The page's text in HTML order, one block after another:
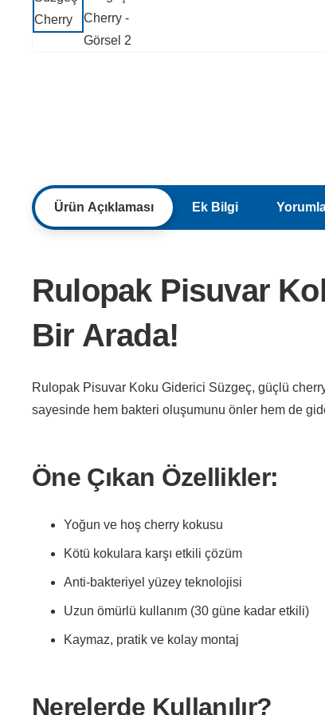
Ürün Açıklaması Ek Bilgi
Rulopak Pisuvar
Bir Arada!
Rulopak Pisuvar Koku Giderici Süzgeç, güçlü
sayesinde hem bakteri oluşumunu önler hem de
Öne Çıkan Özellikler:
Yoğun ve hoş cherry kokusu
Kötü kokulara karşı etkili çözüm
Anti-bakteriyel yüzey teknolojisi
Uzun ömürlü kullanım (30 güne kadar etkili)
Kaymaz, pratik ve kolay montaj
Nerelerde Kullanılır?